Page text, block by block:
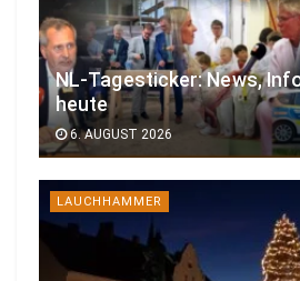
NL-Tagesticker: News,
heute
6. AUGUST 2026
LAUCHHAMMER